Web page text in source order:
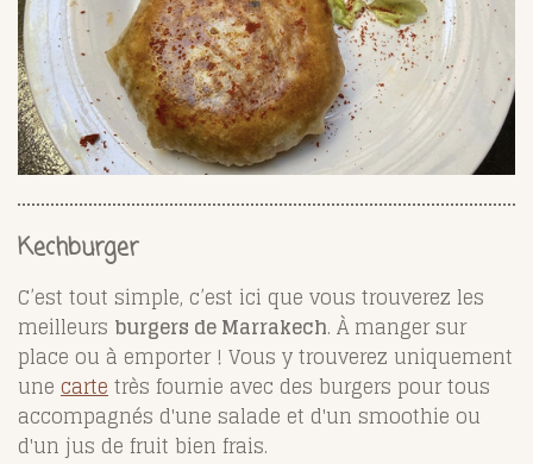
Kechburger
C’est tout simple, c’est ici que vous trouverez les
meilleurs burgers de Marrakech. À manger sur
place ou à emporter ! Vous y trouverez uniquement
une cartetrès fournie avec des burgers pour tous
accompagnés d'une salade et d'un smoothie ou
d'un jus de fruit bien frais.